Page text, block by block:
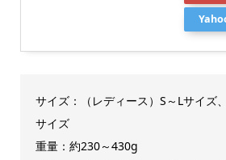
サイズ：（レディース）S～Lサイズ
サイズ
重量：約230～430g